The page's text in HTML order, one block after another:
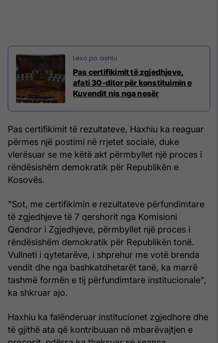
Pas certifikimit të zgjedhjeve,
afati 30-ditor për konstituimin e
Kuvendit nis nga nesër
Pas certifikimit të rezultateve, Haxhiu ka reaguar
përmes një postimi në rrjetet sociale, duke
vlerësuar se me këtë akt përmbyllet një proces i
rëndësishëm demokratik për Republikën e
Kosovës.
"Sot, me certifikimin e rezultateve përfundimtare
të zgjedhjeve të 7 qershorit nga Komisioni
Qendror i Zgjedhjeve, përmbyllet një proces i
rëndësishëm demokratik për Republikën tonë.
Vullneti i qytetarëve, i shprehur me votë brenda
vendit dhe nga bashkatdhetarët tanë, ka marrë
tashmë formën e tij përfundimtare institucionale",
ka shkruar ajo.
Haxhiu ka falënderuar institucionet zgjedhore dhe
të gjithë ata që kontribuuan në mbarëvajtjen e